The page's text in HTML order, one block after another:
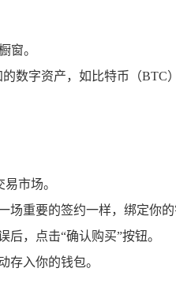
窗。
数字资产，如比特币（BTC
市场。
重要的签约一样，绑定你
，点击“确认购买”按钮。
存入你的钱包。